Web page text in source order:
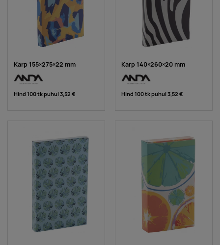
Karp 155×275×22 mm
Hind 100 tk puhul3,52 €
Karp 140×260×20 mm
Hind 100 tk puhul3,52 €